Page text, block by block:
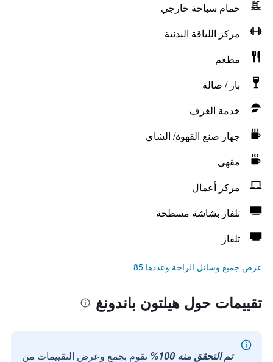
حمام سباحة خارجي
مركز اللياقة البدنية
مطعم
بار / صالة
خدمة الغرف
جهاز صنع القهوة/ الشاي
مقهى
مركز أعمال
تلفاز بشاشة مسطحة
تلفاز
عرض جميع وسائل الراحة وعددها 85
تقييمات حول هيلتون باندونغ
تم التحقق منه 100% نقوم بجمع وعرض التقييمات من